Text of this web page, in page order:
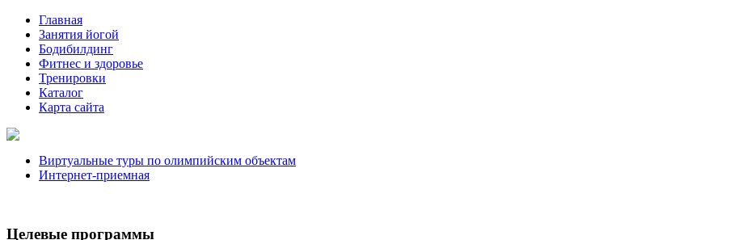
Главная
Занятия йогой
Бодибилдинг
Фитнес и здоровье
Тренировки
Каталог
Карта сайта
Виртуальные туры по олимпийским объектам
Интернет-приемная
Целевые программы